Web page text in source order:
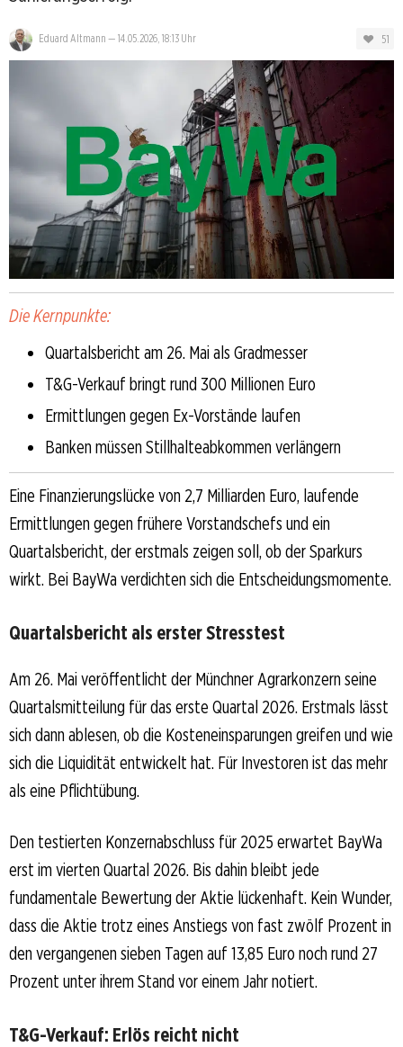
Eduard Altmann — 14.05.2026, 18:13 Uhr 51
Die Kernpunkte:
Quartalsbericht am 26. Mai als Gradmesser
T&G-Verkauf bringt rund 300 Millionen Euro
Ermittlungen gegen Ex-Vorstände laufen
Banken müssen Stillhalteabkommen verlängern
Eine Finanzierungslücke von 2,7 Milliarden Euro, laufende
Ermittlungen gegen frühere Vorstandschefs und ein
Quartalsbericht, der erstmals zeigen soll, ob der Sparkurs
wirkt. Bei BayWa verdichten sich die Entscheidungsmomente.
Quartalsbericht als erster Stresstest
Am 26. Mai veröffentlicht der Münchner Agrarkonzern seine
Quartalsmitteilung für das erste Quartal 2026. Erstmals lässt
sich dann ablesen, ob die Kosteneinsparungen greifen und wie
sich die Liquidität entwickelt hat. Für Investoren ist das mehr
als eine Pflichtübung.
Den testierten Konzernabschluss für 2025 erwartet BayWa
erst im vierten Quartal 2026. Bis dahin bleibt jede
fundamentale Bewertung der Aktie lückenhaft. Kein Wunder,
dass die Aktie trotz eines Anstiegs von fast zwölf Prozent in
den vergangenen sieben Tagen auf 13,85 Euro noch rund 27
Prozent unter ihrem Stand vor einem Jahr notiert.
T&G-Verkauf: Erlös reicht nicht